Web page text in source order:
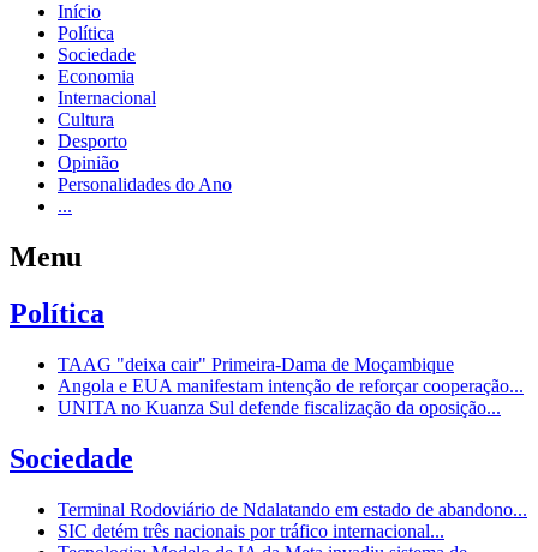
Início
Política
Sociedade
Economia
Internacional
Cultura
Desporto
Opinião
Personalidades do Ano
...
Menu
Política
TAAG "deixa cair" Primeira-Dama de Moçambique
Angola e EUA manifestam intenção de reforçar cooperação...
UNITA no Kuanza Sul defende fiscalização da oposição...
Sociedade
Terminal Rodoviário de Ndalatando em estado de abandono...
SIC detém três nacionais por tráfico internacional...